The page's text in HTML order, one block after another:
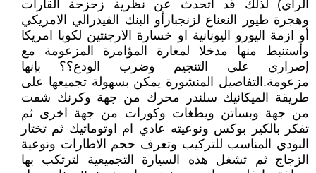
الرأي) لذلك قد اتحدث عن نظرية زحزحة القارات
وهجرة طيور النعناع لزنجبارأو البنك الفيدرالي الامريكي
أو ازمة اليورو اليونانية او خسارة الارجنتين لكوبا امريكا
وأستنبط منها مدخلا لمغارة المؤامرة المزعومة مع
إصراري على التنجيم وضرب الودع؟؟ بإنها
مزعومة.التفاصيل المنشورة يمكن بسهولة تجميعها على
طريقة الميكانيك سلندر محرك من جهة وكرنك شفت
من جهة وبساتن ويطغات وكورات من جهة اخرى ثم
تفكر بالكير بوكس ونوعيته عادي ام اوتوماتيك ثم تختار
البودي المناسب للتركيب وتعرف حجم الاطارات ونوعية
الزجاج ثم تشغل هذه السيارة التجميعية لترتكب بها